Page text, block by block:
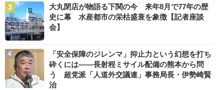
大丸閉店が物語る下関の今 来年8月で77年の歴
史に幕 水産都市の栄枯盛衰を象徴【記者座談
会】
「安全保障のジレンマ」抑止力という幻想を打ち
砕くには――長射程ミサイル配備の熊本から問
う 超党派「人道外交議連」事務局長・伊勢崎賢
治